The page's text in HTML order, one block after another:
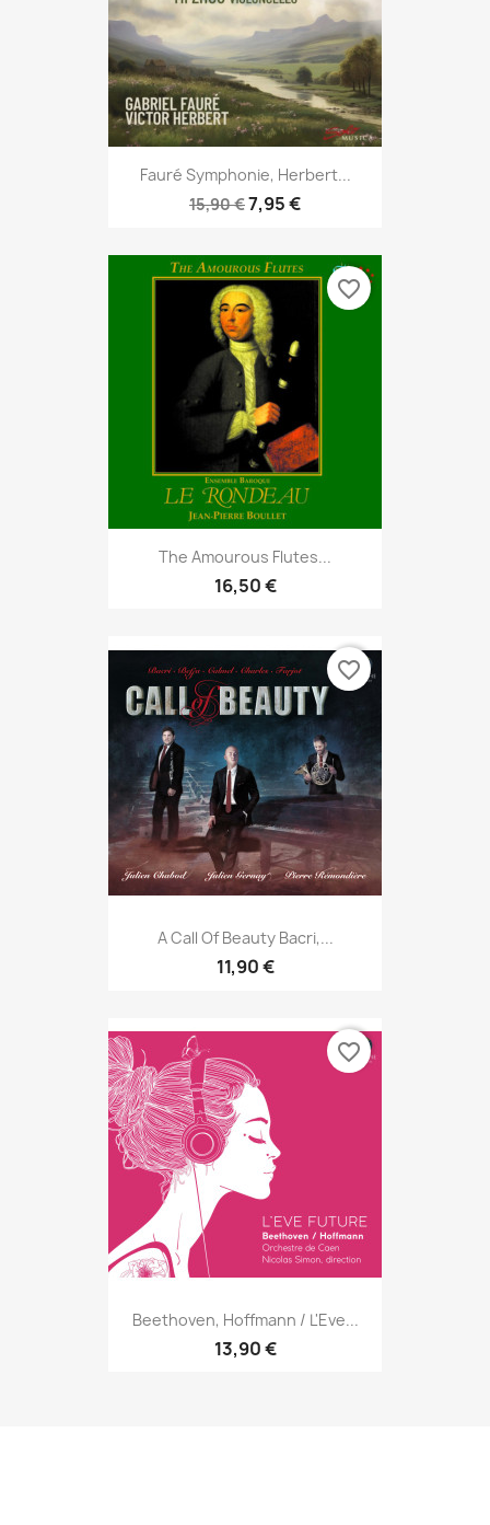
Fauré Symphonie, Herbert...
15,90 €7,95 €
The Amourous Flutes...
16,50 €
favorite_border
A Call Of Beauty Bacri,...
11,90 €
favorite_border
Beethoven, Hoffmann / L'Eve...
13,90 €
favorite_border